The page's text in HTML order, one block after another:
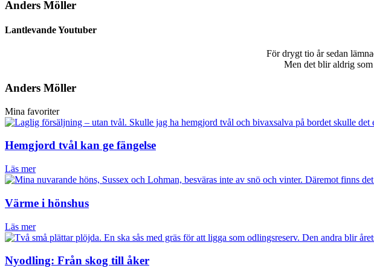
Anders Möller
Lantlevande Youtuber
För drygt tio år sedan
Men det blir aldrig
Anders Möller
Mina favoriter
Hemgjord tvål kan ge fängelse
Läs mer
Värme i hönshus
Läs mer
Nyodling: Från skog till åker